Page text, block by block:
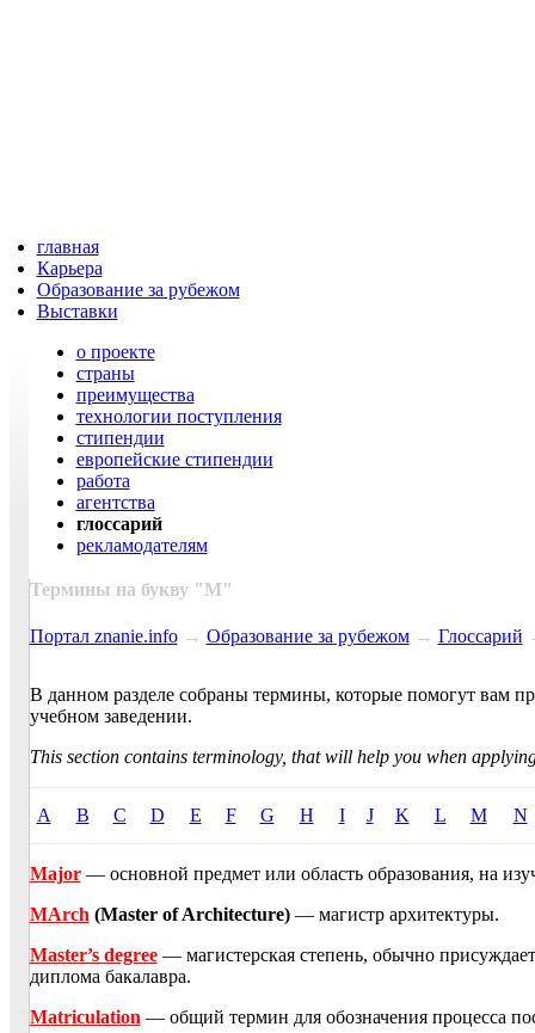
главная
Карьера
Образование за рубежом
Выставки
о проекте
cтраны
преимущества
технологии поступления
cтипендии
европейские стипендии
работа
агентства
глоссарий
рекламодателям
Термины на букву "M"
Портал znanie.info→ Образование за рубежом→ Глоссарий
В данном разделе собраны термины, которые помогут вам
учебном заведении.
This section contains terminology, that will help you when
A B C D E F G H I J K L M N
Major— основной предмет или область образования, на
MArch (Master of Architecture)— магистр архитектуры.
Master’s degree— магистерская степень, обычно
диплома бакалавра.
Matriculation — общий термин для обозначения процесса